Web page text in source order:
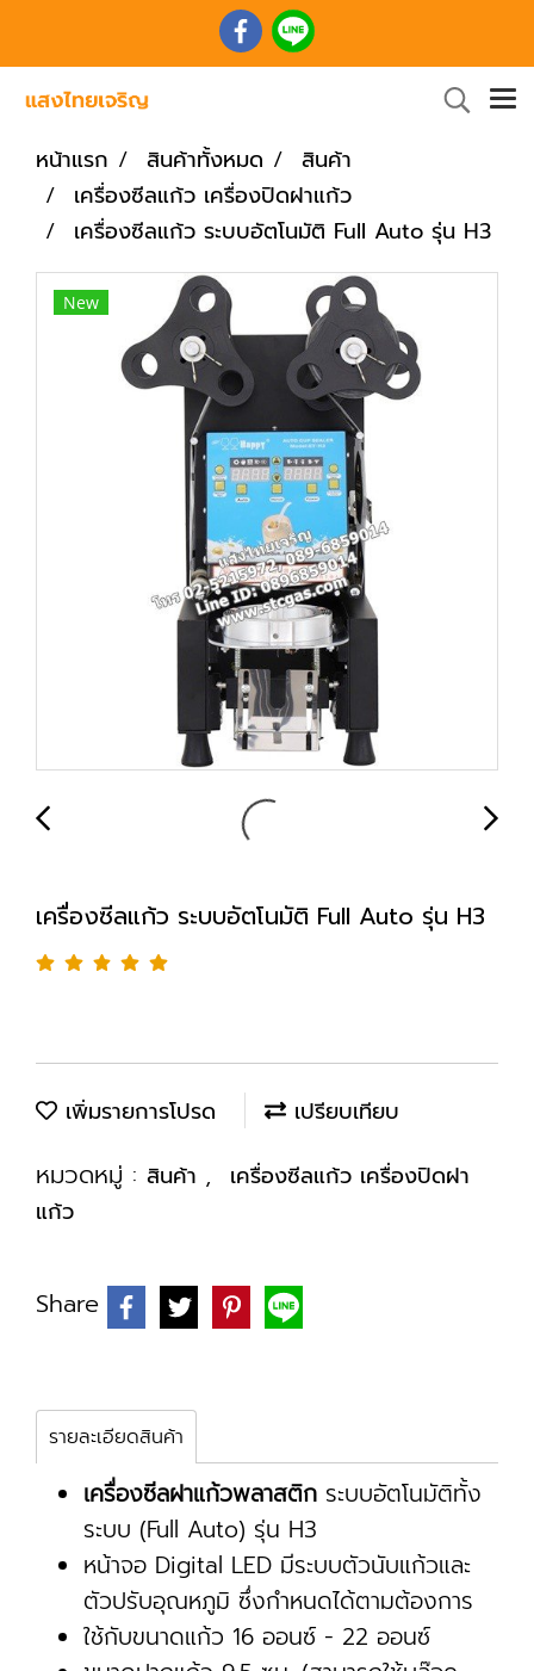
หน้าแรก สินค้าทั้งหมด
สินค้า
เครื่องซีลแก้ว เครื่องปิดฝาแก้ว
เครื่องซีลแก้ว ระบบอัตโนมัติ Full Auto รุ่น H3
New
เครื่องซีลแก้ว ระบบอัตโนมัติ Full Auto รุ่น H3
เพิ่มรายการโปรด เปรียบเทียบ
หมวดหมู่ : สินค้า ,
เครื่องซีลแก้ว เครื่องปิดฝา
แก้ว
Share
รายละเอียดสินค้า
เครื่องซีลฝาแก้วพลาสติก ระบบอัตโนมัติทั้ง
ระบบ (Full Auto) รุ่น H3
หน้าจอ Digital LED มีระบบตัวนับแก้วและ
ตัวปรับอุณหภูมิ ซึ่งกำหนดได้ตามต้องการ
ใช้กับขนาดแก้ว 16 ออนซ์ - 22 ออนซ์